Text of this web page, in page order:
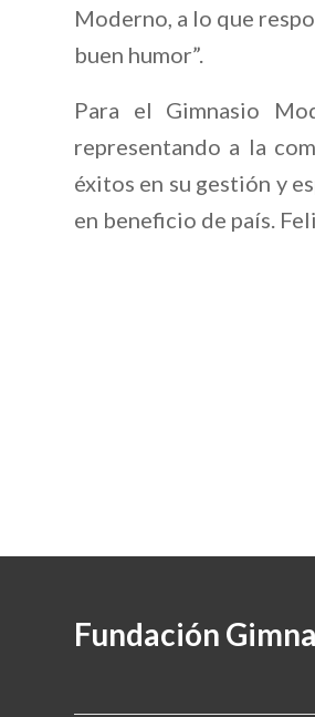
Moderno, a lo que
buen humor”.
Para el Gimnasio
representando a la
éxitos en su gestión y
en beneficio de país.
Fundación